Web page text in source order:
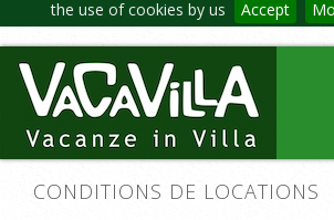
the use of cookies by us Accept
CONDITIONS DE LOCATIONS